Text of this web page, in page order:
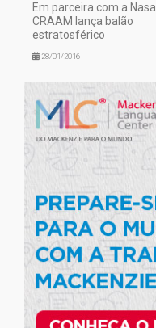
Em parceira com a Nasa
CRAAM lança balão
estratosférico
28/01/2016